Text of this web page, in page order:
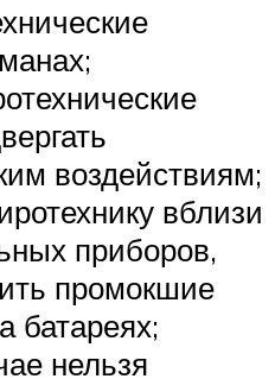
воздействиям;
вблизи
приборов,
промокшие
батареях;
нельзя